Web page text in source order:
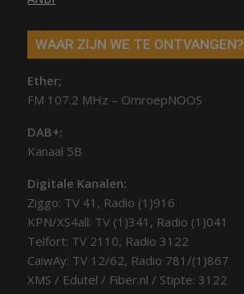
WAAR ZIJN WE TE ONTVANGEN?
Ether;
FM 107.2 MHz – OmroepNOOS
DAB+:
Kanaal 5B
Digitale Kanalen:
Ziggo: TV 41, Radio (1)916
KPN/XS4all: TV (1)341, Radio (1)041
Telfort: TV 2110, Radio 3122
CaiwAy: TV 12/62, Radio 781/(1)867
XMS / Edutel / Fiber.nl / Stipte: 3122